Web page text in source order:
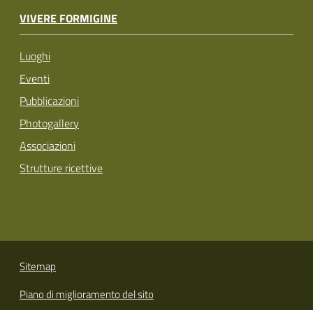
VIVERE FORMIGINE
Luoghi
Eventi
Pubblicazioni
Photogallery
Associazioni
Strutture ricettive
Sitemap
Piano di miglioramento del sito